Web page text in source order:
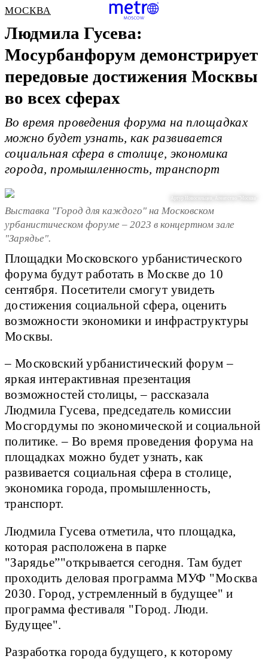
МОСКВА
Людмила Гусева:
Мосурбанфорум демонстрирует
передовые достижения Москвы
во всех сферах
Во время проведения форума на площадках
можно будет узнать, как развивается
социальная сфера в столице, экономика
города, промышленность, транспорт
Артур Новосильцев, Агентство "Москва"
Выставка "Город для каждого" на Московском
урбанистическом форуме – 2023 в концертном зале
"Зарядье".
Площадки Московского урбанистического
форума будут работать в Москве до 10
сентября. Посетители смогут увидеть
достижения социальной сфера, оценить
возможности экономики и инфраструктуры
Москвы.
– Московский урбанистический форум –
яркая интерактивная презентация
возможностей столицы, – рассказала
Людмила Гусева, председатель комиссии
Мосгордумы по экономической и социальной
политике. – Во время проведения форума на
площадках можно будет узнать, как
развивается социальная сфера в столице,
экономика города, промышленность,
транспорт.
Людмила Гусева отметила, что площадка,
которая расположена в парке
"Зарядье”"открывается сегодня. Там будет
проходить деловая программа МУФ "Москва
2030. Город, устремленный в будущее" и
программа фестиваля "Город. Люди.
Будущее".
Разработка города будущего, к которому